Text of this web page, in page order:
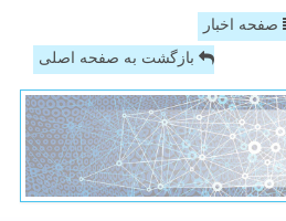
صفحه اخبار
بازگشت به صفحه اصلی